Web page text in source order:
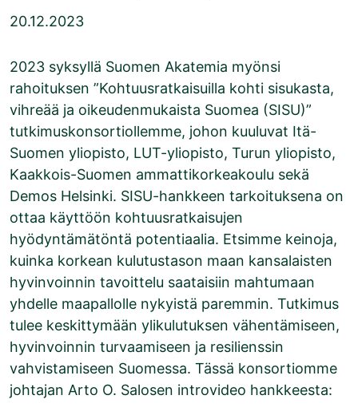
20.12.2023
2023 syksyllä Suomen Akatemia myönsi
rahoituksen ”Kohtuusratkaisuilla kohti sisukasta,
vihreää ja oikeudenmukaista Suomea (SISU)”
tutkimuskonsortiollemme, johon kuuluvat Itä-
Suomen yliopisto, LUT-yliopisto, Turun yliopisto,
Kaakkois-Suomen ammattikorkeakoulu sekä
Demos Helsinki. SISU-hankkeen tarkoituksena on
ottaa käyttöön kohtuusratkaisujen
hyödyntämätöntä potentiaalia. Etsimme keinoja,
kuinka korkean kulutustason maan kansalaisten
hyvinvoinnin tavoittelu saataisiin mahtumaan
yhdelle maapallolle nykyistä paremmin. Tutkimus
tulee keskittymään ylikulutuksen vähentämiseen,
hyvinvoinnin turvaamiseen ja resilienssin
vahvistamiseen Suomessa. Tässä konsortiomme
johtajan Arto O. Salosen introvideo hankkeesta: